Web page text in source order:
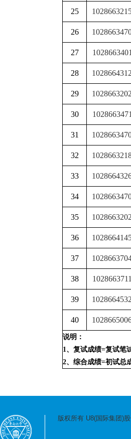
25
26
27
28
29
30
31
32
33
34
35
36
37
38
39
40
说明：
1、复试成绩=复试笔
2、综合成绩=初试总
版权所有 U8(国际集团)